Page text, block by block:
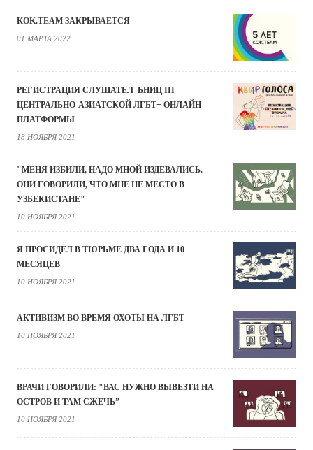
KOK.TEAM ЗАКРЫВАЕТСЯ
01 МАРТА 2022
РЕГИСТРАЦИЯ СЛУШАТЕЛ_ЬНИЦ III
ЦЕНТРАЛЬНО-АЗИАТСКОЙ ЛГБТ+ ОНЛАЙН-
ПЛАТФОРМЫ
18 НОЯБРЯ 2021
"МЕНЯ ИЗБИЛИ, НАДО МНОЙ ИЗДЕВАЛИСЬ.
ОНИ ГОВОРИЛИ, ЧТО МНЕ НЕ МЕСТО В
УЗБЕКИСТАНЕ"
10 НОЯБРЯ 2021
Я ПРОСИДЕЛ В ТЮРЬМЕ ДВА ГОДА И 10
МЕСЯЦЕВ
10 НОЯБРЯ 2021
АКТИВИЗМ ВО ВРЕМЯ ОХОТЫ НА ЛГБТ
10 НОЯБРЯ 2021
ВРАЧИ ГОВОРИЛИ: "ВАС НУЖНО ВЫВЕЗТИ НА
ОСТРОВ И ТАМ СЖЕЧЬ”
10 НОЯБРЯ 2021